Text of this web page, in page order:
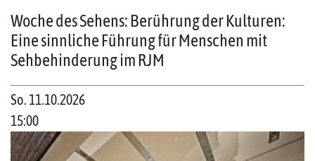
Woche des Sehens: Berührung der Kulturen:
Eine sinnliche Führung für Menschen mit
Sehbehinderung im RJM
So. 11.10.2026
15:00